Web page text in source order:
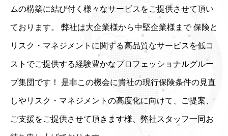
ムの構築に結び付く様々なサービスをご提供させて頂い
ております。 弊社は大企業様から中堅企業様まで 保険と
リスク・マネジメントに関する高品質なサービスを低コ
ストでご提供する経験豊かなプロフェッショナルグルー
プ集団です！ 是非この機会に貴社の現行保険条件の見直
しやリスク・マネジメントの高度化に向けて、ご提案、
ご支援をご提供させて頂きます様、弊社スタッフ一同お